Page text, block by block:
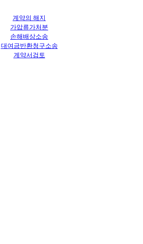
계약의 해지
가압류가처분
손해배상소송
대여금반환청구소송
계약서검토